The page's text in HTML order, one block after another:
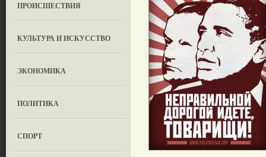
ПРОИСШЕСТВИЯ
КУЛЬТУРА И ИСКУССТВО
ЭКОНОМИКА
ПОЛИТИКА
СПОРТ